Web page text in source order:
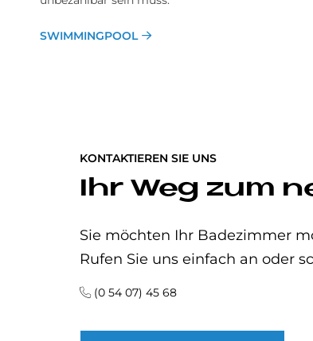
SWIMMINGPOOL
KONTAKTIEREN SIE UNS
Ihr Weg zum
Sie möchten Ihr Badezimmer
Rufen Sie uns einfach an oder
(0 54 07) 45 68